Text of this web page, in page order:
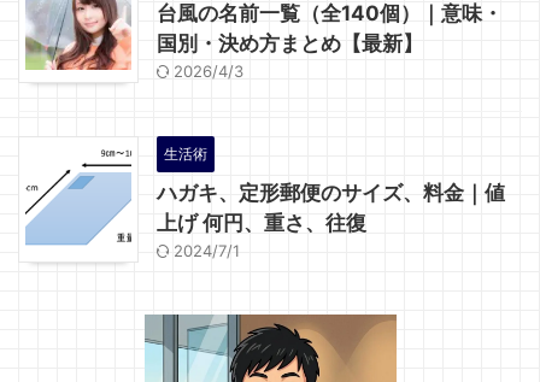
台風の名前一覧（全140個）｜意味・
国別・決め方まとめ【最新】
2026/4/3
生活術
ハガキ、定形郵便のサイズ、料金｜値
上げ 何円、重さ、往復
2024/7/1